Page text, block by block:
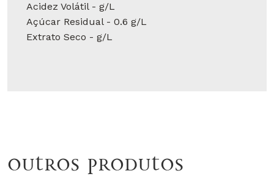
Acidez Volátil - g/L
Açúcar Residual - 0.6 g/L
Extrato Seco - g/L
Outros produtos